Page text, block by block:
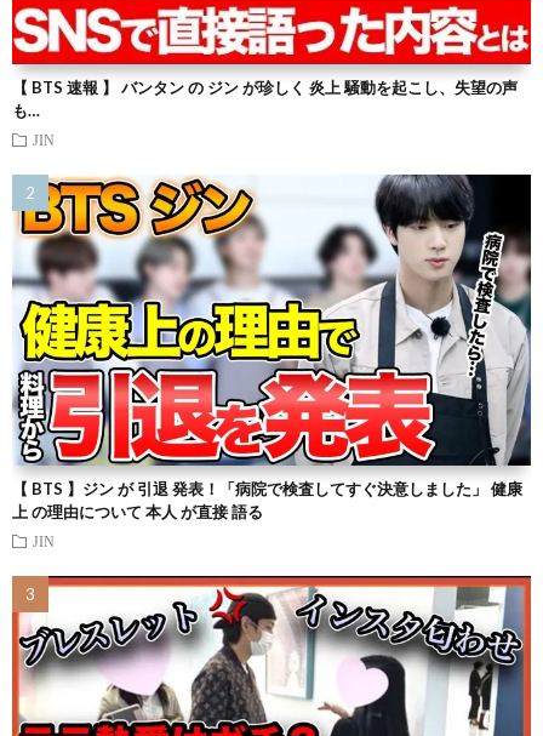
【 BTS 速報 】 バンタン の ジン が珍しく 炎上 騒動を起こし、失望の声
も…
JIN
【 BTS 】ジン が 引退 発表！「病院で検査してすぐ決意しました」 健康
上 の理由について 本人 が直接 語る
JIN